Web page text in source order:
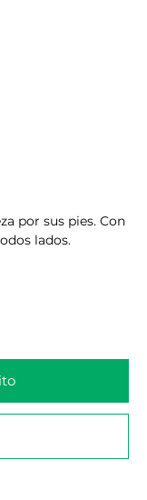
por sus pies. Con
lados.